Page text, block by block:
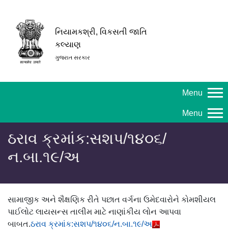
નિયામકશ્રી, વિકસતી જાતિ
કલ્યાણ
ગુજરાત સરકાર
Menu
Menu
ઠરાવ ક્રમાંક:સશપ/૧૪૦૬/
ન.બા.૧૯/અ
સામાજીક અને શૈક્ષણિક રીતે પછાત વર્ગના ઉમેદવારોને કોમશીયલ
પાઈલોટ લાયસન્સ તાલીમ માટે નાણાંકીય લોન આપવા
બાબત.ઠરાવ ક્રમાંક:સશપ/૧૪૦૬/ન.બા.૧૯/અ